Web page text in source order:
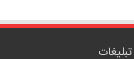
تبلیغات